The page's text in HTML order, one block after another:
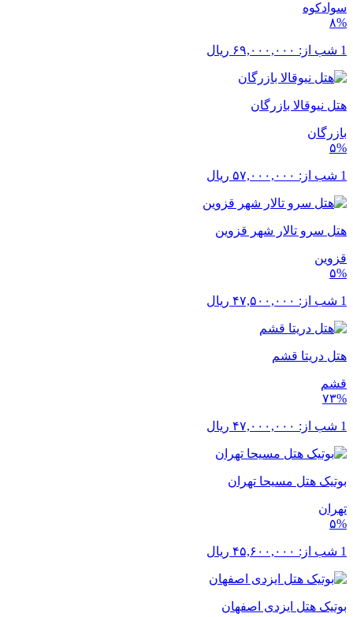
سوادکوه
۸%
1 شب از: ۶۹,۰۰۰,۰۰۰ ریال
هتل نیوقالا بازرگان
بازرگان
۵%
1 شب از: ۵۷,۰۰۰,۰۰۰ ریال
هتل سرو تالار شهر قزوین
قزوین
۵%
1 شب از: ۴۷,۵۰۰,۰۰۰ ریال
هتل دریتا قشم
قشم
۷۳%
1 شب از: ۴۷,۰۰۰,۰۰۰ ریال
بوتیک هتل مسیحا تهران
تهران
۵%
1 شب از: ۴۵,۶۰۰,۰۰۰ ریال
بوتیک هتل ایزدی اصفهان